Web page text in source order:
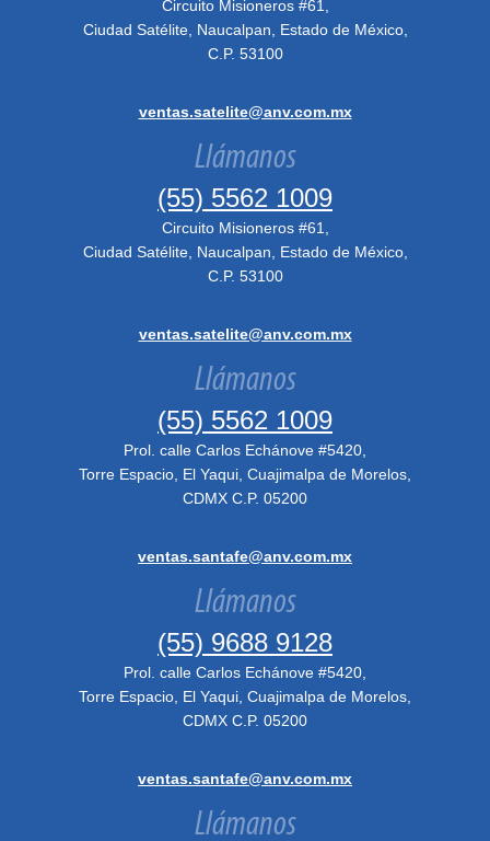
Circuito Misioneros #61,
Ciudad Satélite, Naucalpan, Estado de México,
C.P. 53100
ventas.satelite@anv.com.mx
Llámanos
(55) 5562 1009
Circuito Misioneros #61,
Ciudad Satélite, Naucalpan, Estado de México,
C.P. 53100
ventas.satelite@anv.com.mx
Llámanos
(55) 5562 1009
Prol. calle Carlos Echánove #5420,
Torre Espacio, El Yaqui, Cuajimalpa de Morelos,
CDMX C.P. 05200
ventas.santafe@anv.com.mx
Llámanos
(55) 9688 9128
Prol. calle Carlos Echánove #5420,
Torre Espacio, El Yaqui, Cuajimalpa de Morelos,
CDMX C.P. 05200
ventas.santafe@anv.com.mx
Llámanos